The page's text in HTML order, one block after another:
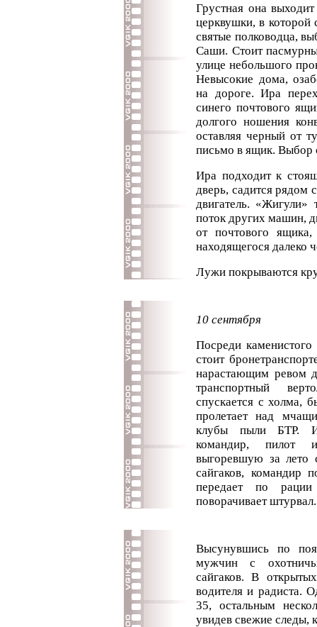
Грустная она
церквушки, в которой
святые полководца,
Саши. Стоит
улице небольшого
Невысокие дома,
на дороге. Ира
синего почтового
долгого ношения
оставляя черный от
письмо в ящик. Выбор
Ира подходит к
дверь, садится рядом
двигатель.
поток других машин,
от почтового
находящегося далеко
Лужи покрываются
10 сентября
Посреди
стоит
нарастающим ревом
транспортный
спускается с холма,
пролетает над
клубы пыли БТР.
командир, пилот
выгоревшую за лето
сайгаков, командир
передает по
поворачивает
Высунувшись по
мужчин с
сайгаков. В
водителя и радиста.
35, остальным
увидев свежие следы,